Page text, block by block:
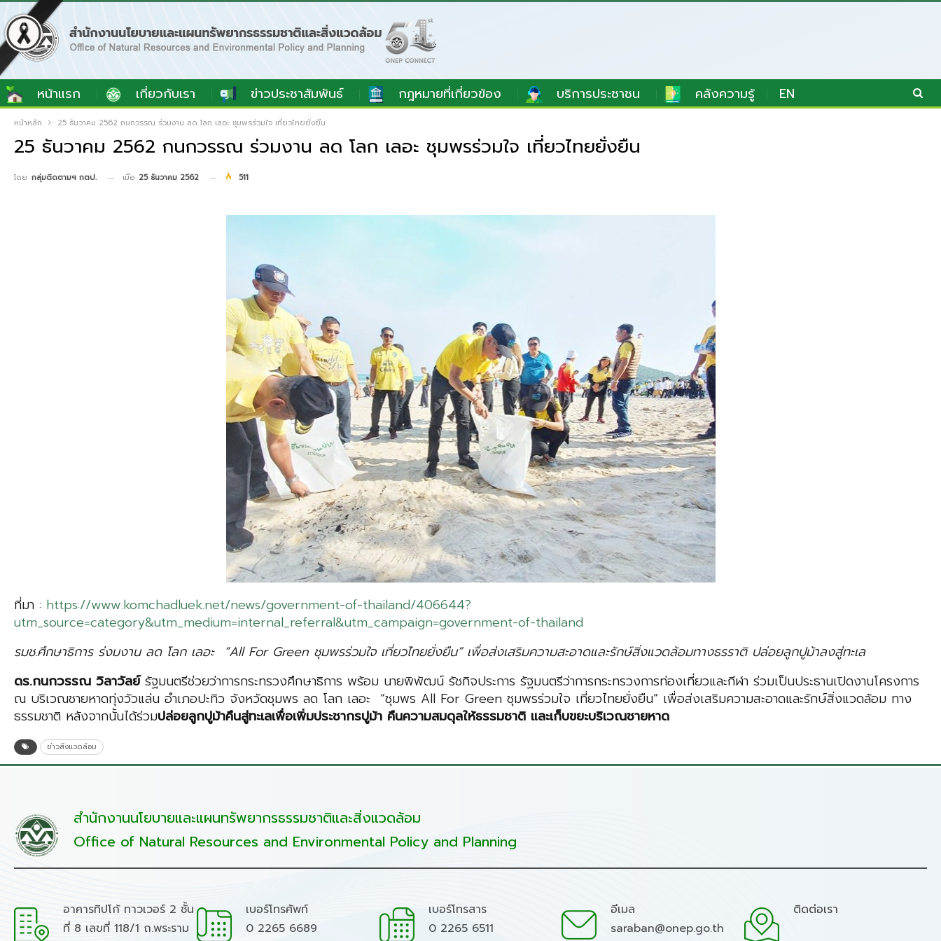
หน้าแรก เกี่ยวกับเรา ข่าวประชาสัมพันธ์ กฎหมายที่เกี่ยวข้อง บริการประชาชน คลังความรู้ EN
หน้าหลัก 25 ธันวาคม 2562 กนกวรรณ ร่วมงาน ลด โลก เลอะ ชุมพรร่วมใจ เที่ยวไทยยั่งยืน
25 ธันวาคม 2562 กนกวรรณ ร่วมงาน ลด โลก เลอะ ชุมพรร่วมใจ เที่ยวไทยยั่งยืน
โดย กลุ่มติดตามฯ กตป. เมื่อ 25 ธันวาคม 2562 511
ที่มา : https://www.komchadluek.net/news/government-of-thailand/406644?
utm_source=category&utm_medium=internal_referral&utm_campaign=government-of-thailand
รมช.ศึกษาธิการ ร่งมงาน ลด โลก เลอะ “All For Green ชุมพรร่วมใจ เที่ยวไทยยั่งยืน” เพื่อส่งเสริมความสะอาดและรักษ์สิ่งแวดล้อมทางธรราติ ปล่อยลูกปูม้าลงสู่ทะเล
ดร.กนกวรรณ วิลาวัลย์รัฐมนตรีช่วยว่าการกระทรวงศึกษาธิการ พร้อม นายพิพัฒน์ รัชกิจประการ รัฐมนตรีว่าการกระทรวงการท่องเที่ยวและกีฬา ร่วมเป็นประธานเปิดงานโครงการ
ณ บริเวณชายหาดทุ่งวัวแล่น อำเภอปะทิว จังหวัดชุมพร ลด โลก เลอะ “ชุมพร All For Green ชุมพรร่วมใจ เที่ยวไทยยั่งยืน” เพื่อส่งเสริมความสะอาดและรักษ์สิ่งแวดล้อม ทาง
ธรรมชาติ หลังจากนั้นได้ร่วมปล่อยลูกปูม้าคืนสู่ทะเลเพื่อเพิ่มประชากรปูม้า คืนความสมดุลให้ธรรมชาติ และเก็บขยะบริเวณชายหาด
ข่าวสิ่งแวดล้อม
สำนักงานนโยบายและแผนทรัพยากรธรรมชาติและสิ่งแวดล้อม
Office of Natural Resources and Environmental Policy and Planning
อาคารทิปโก้ ทาวเวอร์ 2 ชั้น
ที่ 8 เลขที่ 118/1 ถ.พระราม
เบอร์โทรศัพท์
0 2265 6689
เบอร์โทรสาร
0 2265 6511
อีเมล
saraban@onep.go.th
ติดต่อเรา